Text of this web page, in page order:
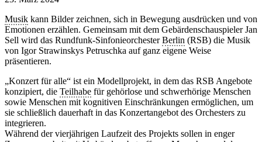
-
Igor
Strawinsky:
Petruschka
-
(Fassung
1947)
Musik kann Bilder zeichnen, sich in Bewegung ausdrücken und von
Emotionen erzählen. Gemeinsam mit dem Gebärdenschauspieler Jan
Sell wird das Rundfunk-SinfonieorchesterBerlin (RSB) die Musik
von Igor Strawinskys Petruschka auf ganz eigene Weise
präsentieren.
„Konzert für alle“ ist ein Modellprojekt, in dem das RSB Angebote
konzipiert, die Teilhabe für gehörlose und schwerhörige Menschen
sowie Menschen mit kognitiven Einschränkungen ermöglichen, um
sie schließlich dauerhaft in das Konzertangebot des Orchesters zu
integrieren.
Während der vierjährigen Laufzeit des Projekts sollen in enger